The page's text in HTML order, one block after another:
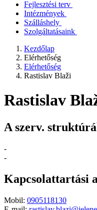
Fejlesztési terv
Intézmények
Szálláshely
Szolgáltatásaink
Kezdőlap
Elérhetőség
Elérhetőség
Rastislav Blaži
Rastislav
A szerv.
-
-
Kapcsolattartási
Mobil: 0905118130